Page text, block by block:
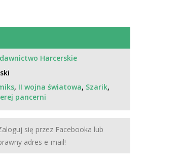
Harcerskie
, II wojna światowa, Szarik,
pancerni
się przez Facebooka lub
adres e-mail!